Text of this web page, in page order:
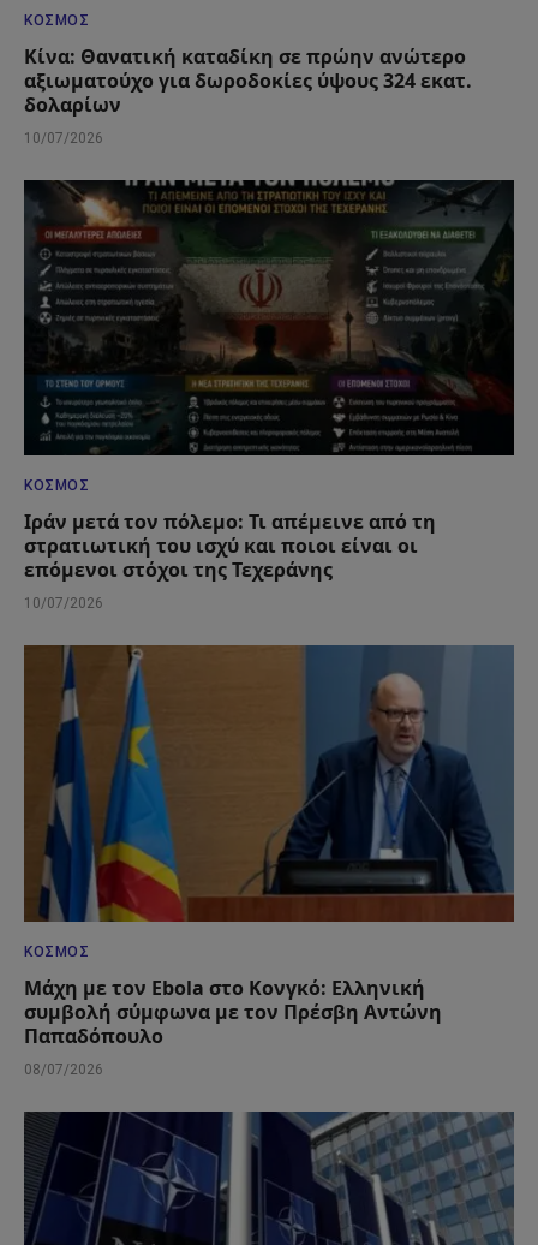
ΚΌΣΜΟΣ
Κίνα: Θανατική καταδίκη σε πρώην ανώτερο
αξιωματούχο για δωροδοκίες ύψους 324 εκατ.
δολαρίων
10/07/2026
ΚΌΣΜΟΣ
Ιράν μετά τον πόλεμο: Τι απέμεινε από τη
στρατιωτική του ισχύ και ποιοι είναι οι
επόμενοι στόχοι της Τεχεράνης
10/07/2026
ΚΌΣΜΟΣ
Μάχη με τον Ebola στο Κονγκό: Ελληνική
συμβολή σύμφωνα με τον Πρέσβη Αντώνη
Παπαδόπουλο
08/07/2026